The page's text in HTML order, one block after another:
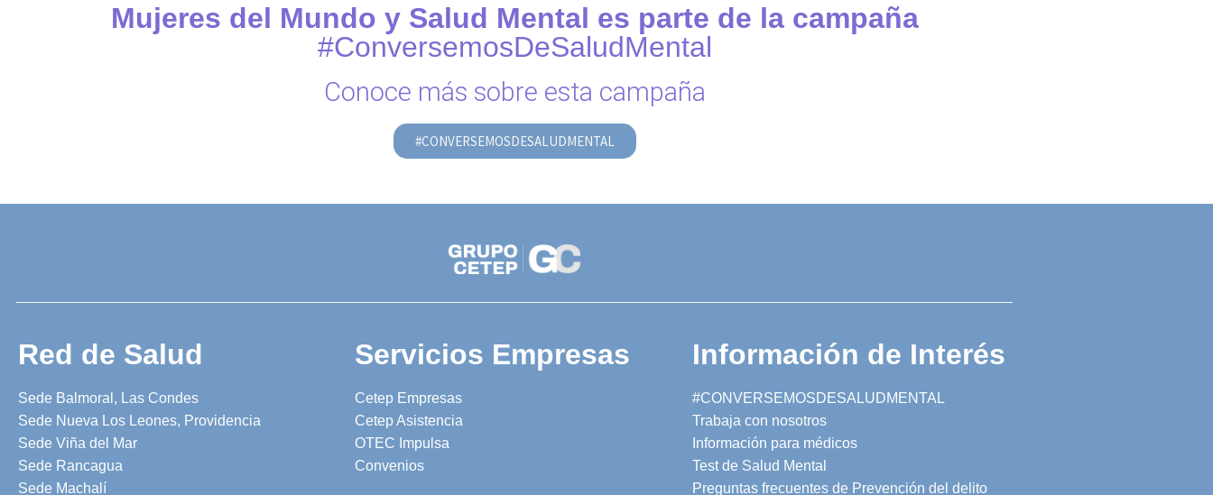
Mujeres del Mundo y Salud Mental es parte de la campaña
#ConversemosDeSaludMental
Conoce más sobre esta campaña
#CONVERSEMOSDESALUDMENTAL
Red de Salud
Sede Balmoral, Las Condes
Sede Nueva Los Leones, Providencia
Sede Viña del Mar
Sede Rancagua
Sede Machalí
Servicios Empresas
Cetep Empresas
Cetep Asistencia
OTEC Impulsa
Convenios
Información de Interés
#CONVERSEMOSDESALUDMENTAL
Trabaja con nosotros
Información para médicos
Test de Salud Mental
Preguntas frecuentes de Prevención del delito